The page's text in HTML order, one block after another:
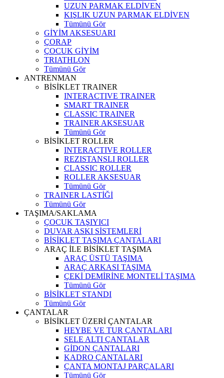
UZUN PARMAK ELDİVEN
KIŞLIK UZUN PARMAK ELDİVEN
Tümünü Gör
GİYİM AKSESUARI
ÇORAP
ÇOCUK GİYİM
TRIATHLON
Tümünü Gör
ANTRENMAN
BİSİKLET TRAINER
INTERACTIVE TRAINER
SMART TRAINER
CLASSIC TRAINER
TRAINER AKSESUAR
Tümünü Gör
BİSİKLET ROLLER
INTERACTIVE ROLLER
REZISTANSLI ROLLER
CLASSIC ROLLER
ROLLER AKSESUAR
Tümünü Gör
TRAINER LASTİĞİ
Tümünü Gör
TAŞIMA/SAKLAMA
ÇOCUK TAŞIYICI
DUVAR ASKI SİSTEMLERİ
BİSİKLET TAŞIMA ÇANTALARI
ARAÇ İLE BİSİKLET TAŞIMA
ARAÇ ÜSTÜ TAŞIMA
ARAÇ ARKASI TAŞIMA
ÇEKİ DEMİRİNE MONTELİ TAŞIMA
Tümünü Gör
BİSİKLET STANDI
Tümünü Gör
ÇANTALAR
BİSİKLET ÜZERİ ÇANTALAR
HEYBE VE TUR ÇANTALARI
SELE ALTI ÇANTALAR
GİDON ÇANTALARI
KADRO ÇANTALARI
ÇANTA MONTAJ PARÇALARI
Tümünü Gör